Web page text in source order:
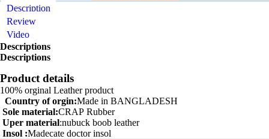
Description
Review
Video
Descriptions
Descriptions
Product details
100% orginal Leather product
Country of orgin:Made in BANGLADESH
Sole material:CRAP Rubber
Uper material:nubuck boob leather
Insol :Madecate doctor insol